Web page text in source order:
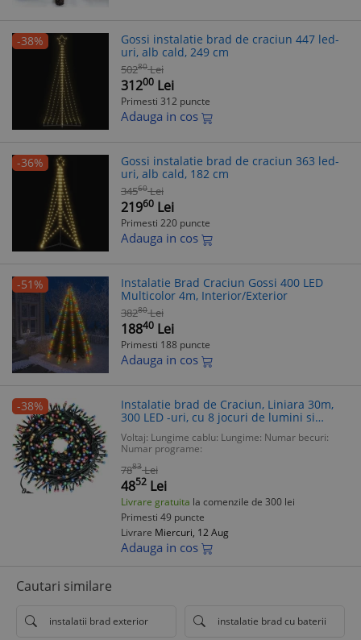
-38%
Gossi instalatie brad de craciun 447 led-
uri, alb cald, 249 cm
50280 Lei
31200 Lei
Primesti 312 puncte
Adauga in cos
-36%
Gossi instalatie brad de craciun 363 led-
uri, alb cald, 182 cm
34560 Lei
21960 Lei
Primesti 220 puncte
Adauga in cos
-51%
Instalatie Brad Craciun Gossi 400 LED
Multicolor 4m, Interior/Exterior
38280 Lei
18840 Lei
Primesti 188 puncte
Adauga in cos
-38%
Instalatie brad de Craciun, Liniara 30m,
300 LED -uri, cu 8 jocuri de lumini si
temporizator, Pentru Exterior/Interior,
Multicolor
Voltaj: Lungime cablu: Lungime: Numar becuri:
Numar programe:
7883 Lei
4852 Lei
Livrare gratuita la comenzile de 300 lei
Primesti 49 puncte
Livrare Miercuri, 12 Aug
Adauga in cos
Cautari similare
instalatii brad exterior instalatie brad cu baterii